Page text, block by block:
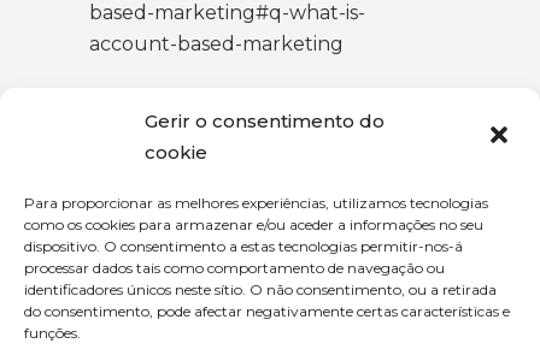
Gerir o consentimento do
cookie
Para proporcionar as melhores experiências, utilizamos tecnologias
como os cookies para armazenar e/ou aceder a informações no seu
dispositivo. O consentimento a estas tecnologias permitir-nos-á
processar dados tais como comportamento de navegação ou
identificadores únicos neste sítio. O não consentimento, ou a retirada
do consentimento, pode afectar negativamente certas características e
funções.
based-marketing#q-what-is-
account-based-marketing
marketing: dicas e melhores
práticas para obter resultados reais
Medium.
https://medium.com/@silva.joaopb/account-
based-marketing-como-fazer-um-
piloto-e-entregar-os-primeiros-
resultados-13f6321c1828